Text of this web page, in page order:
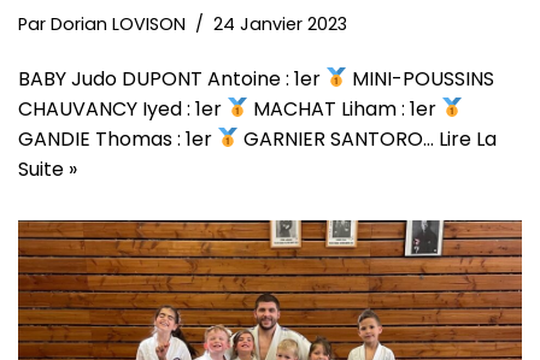
Par Dorian LOVISON 24 Janvier 2023
BABY Judo DUPONT Antoine : 1er
MINI-POUSSINS
CHAUVANCY Iyed : 1er
MACHAT Liham : 1er
GANDIE Thomas : 1er
GARNIER SANTORO… Lire La
Suite »